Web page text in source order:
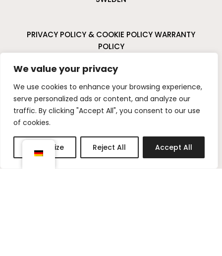
We value your privacy
We use cookies to enhance your browsing experience,
serve personalized ads or content, and analyze our
traffic. By clicking "Accept All", you consent to our use
of cookies.
Customize Reject All Accept All
PRIVACY POLICY & COOKIE POLICYWARRANTY
POLICY
I
n
s
a
g
r
P
i
n
e
r
e